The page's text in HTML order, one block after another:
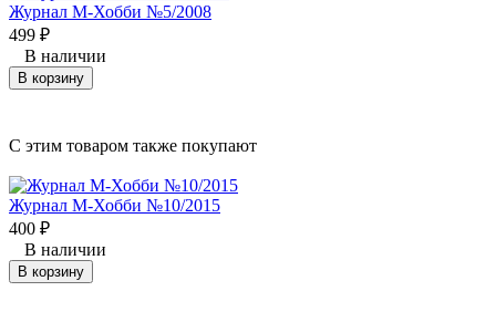
Журнал М-Хобби №5/2008
499 ₽
В наличии
В корзину
C этим товаром также покупают
Журнал М-Хобби №10/2015
400 ₽
В наличии
В корзину